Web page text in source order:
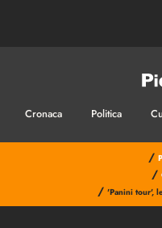
Cronaca Politica
/
/
/ 'Panini tour',